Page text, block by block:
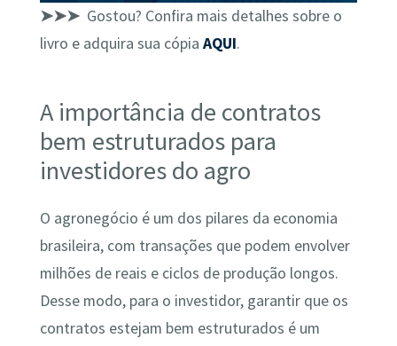
➤➤➤ Gostou? Confira mais detalhes sobre o
livro e adquira sua cópia AQUI.
A importância de contratos
bem estruturados para
investidores do agro
O agronegócio é um dos pilares da economia
brasileira, com transações que podem envolver
milhões de reais e ciclos de produção longos.
Desse modo, para o investidor, garantir que os
contratos estejam bem estruturados é um